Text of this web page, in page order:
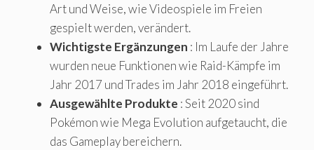
Art und Weise, wie Videospiele im Freien
gespielt werden, verändert.
Wichtigste Ergänzungen : Im Laufe der Jahre
wurden neue Funktionen wie Raid-Kämpfe im
Jahr 2017 und Trades im Jahr 2018 eingeführt.
Ausgewählte Produkte : Seit 2020 sind
Pokémon wie Mega Evolution aufgetaucht, die
das Gameplay bereichern.